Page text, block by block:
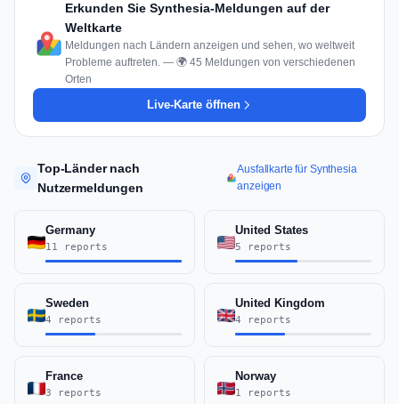
Erkunden Sie Synthesia-Meldungen auf der
Weltkarte
Meldungen nach Ländern anzeigen und sehen, wo weltweit
Probleme auftreten. — 🌍 45 Meldungen von verschiedenen
Orten
Live-Karte öffnen
Top-Länder nach
Nutzermeldungen
Ausfallkarte für Synthesia
anzeigen
Germany
11 reports
United States
5 reports
Sweden
4 reports
United Kingdom
4 reports
France
3 reports
Norway
1 reports